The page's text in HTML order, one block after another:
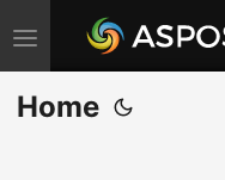
C
h
u
Home